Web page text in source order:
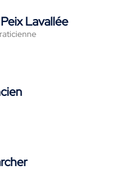
Lavallée